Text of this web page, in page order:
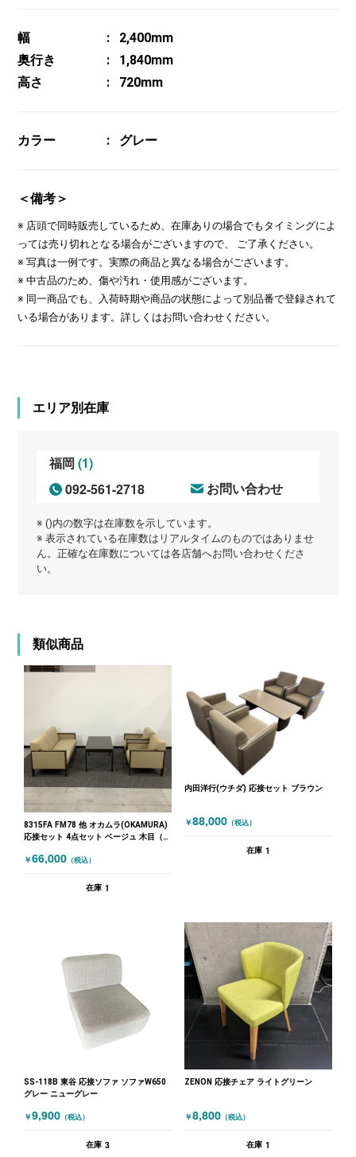
幅
2,400mm
奥行き
1,840mm
高さ
720mm
カラー グレー
＜備考＞
※ 店頭で同時販売しているため、在庫ありの場合でもタイミングによ
っては売り切れとなる場合がございますので、 ご了承ください。
※ 写真は一例です。実際の商品と異なる場合がございます。
※ 中古品のため、傷や汚れ・使用感がございます。
※ 同一商品でも、入荷時期や商品の状態によって別品番で登録されて
いる場合があります。詳しくはお問い合わせください。
エリア別在庫
福岡(1)
092-561-2718
お問い合わせ
※ ()内の数字は在庫数を示しています。
※ 表示されている在庫数はリアルタイムのものではありませ
ん。正確な在庫数については各店舗へお問い合わせくださ
い。
類似商品
8315FA FM78 他 オカムラ(OKAMURA)
応接セット 4点セット ベージュ 木目（ダ
￥66,000 （税込）
在庫 1
内田洋行(ウチダ) 応接セット ブラウン
￥88,000 （税込）
在庫 1
SS-118B 東谷 応接ソファ ソファW650
グレー ニューグレー
￥9,900 （税込）
在庫 3
ZENON 応接チェア ライトグリーン
￥8,800 （税込）
在庫 1